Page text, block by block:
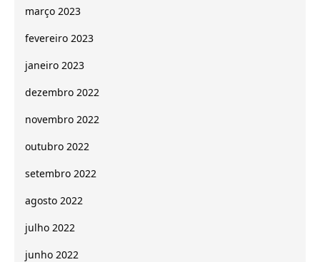
março 2023
fevereiro 2023
janeiro 2023
dezembro 2022
novembro 2022
outubro 2022
setembro 2022
agosto 2022
julho 2022
junho 2022